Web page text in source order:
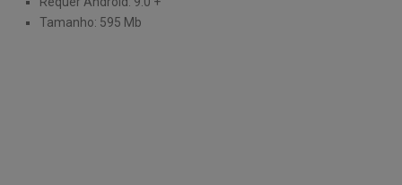
Tamanho: 595 Mb